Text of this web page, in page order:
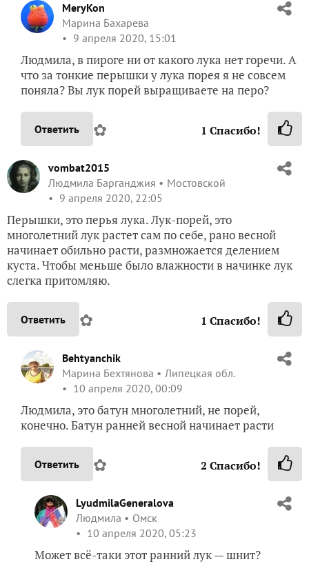
MeryKon
Марина Бахарева
9 апреля 2020, 15:01
Людмила, в пироге ни от какого лука нет горечи. А
что за тонкие перышки у лука порея я не совсем
поняла? Вы лук порей выращиваете на перо?
Ответить ✿ 1 Спасибо!
vombat2015
Людмила Барганджия
Мостовской
9 апреля 2020, 22:05
Перышки, это перья лука. Лук-порей, это
многолетний лук растет сам по себе, рано весной
начинает обильно расти, размножается делением
куста. Чтобы меньше было влажности в начинке лук
слегка притомляю.
Ответить ✿ 1 Спасибо!
Behtyanchik
Марина Бехтянова
Липецкая обл.
10 апреля 2020, 00:09
Людмила, это батун многолетний, не порей,
конечно. Батун ранней весной начинает расти
Ответить ✿ 2 Спасибо!
LyudmilaGeneralova
Людмила
Омск
10 апреля 2020, 05:23
Может всё-таки этот ранний лук — шнит?